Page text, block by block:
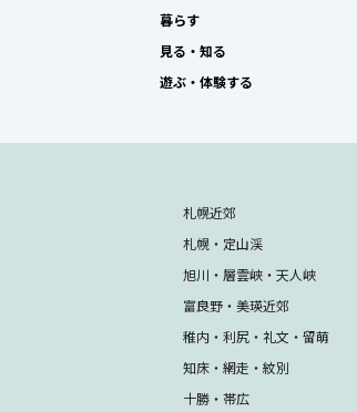
暮らす
見る・知る
遊ぶ・体験する
札幌近郊
札幌・定山渓
旭川・層雲峡・天人峡
富良野・美瑛近郊
稚内・利尻・礼文・留萌
知床・網走・紋別
十勝・帯広